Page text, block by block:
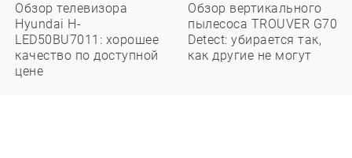
Обзор телевизора
Hyundai H-
LED50BU7011: хорошее
качество по доступной
цене
Обзор вертикального
пылесоса TROUVER G70
Detect: убирается так,
как другие не могут